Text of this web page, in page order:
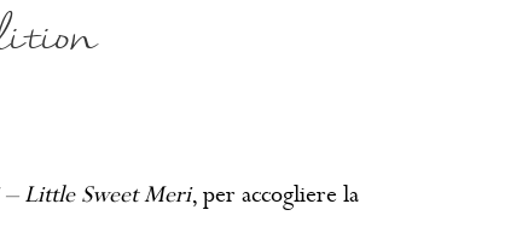
Little Sweet Meri, per accogliere la